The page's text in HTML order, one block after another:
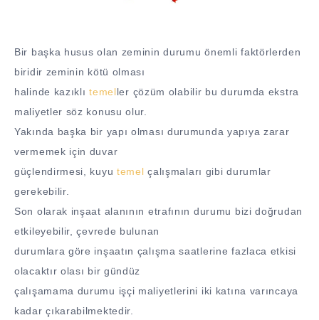
Bir başka husus olan zeminin durumu önemli faktörlerden
biridir zeminin kötü olması
halinde kazıklıtemeller çözüm olabilir bu durumda ekstra
maliyetler söz konusu olur.
Yakında başka bir yapı olması durumunda yapıya zarar
vermemek için duvar
güçlendirmesi, kuyu temel çalışmaları gibi durumlar
gerekebilir.
Son olarak inşaat alanının etrafının durumu bizi doğrudan
etkileyebilir, çevrede bulunan
durumlara göre inşaatın çalışma saatlerine fazlaca etkisi
olacaktır olası bir gündüz
çalışamama durumu işçi maliyetlerini iki katına varıncaya
kadar çıkarabilmektedir.